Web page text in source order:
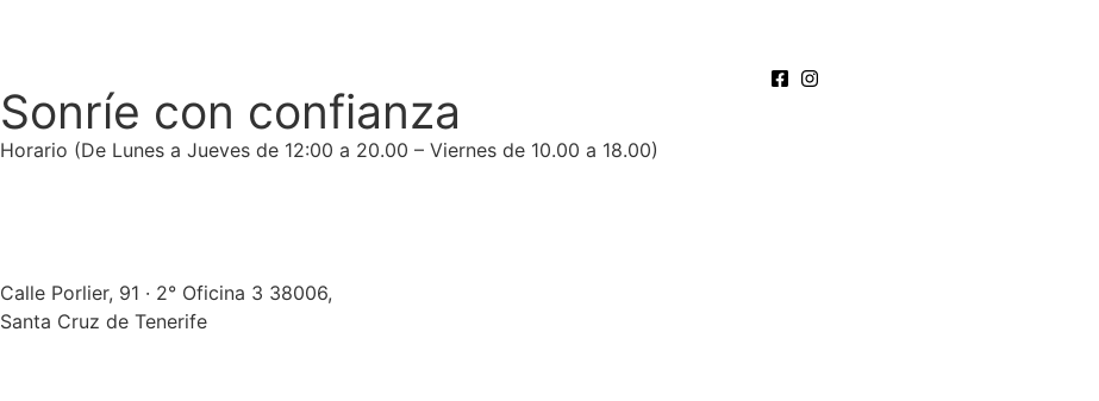
Sonríe con confianza
Horario (De Lunes a Jueves de 12:00 a 20.00 – Viernes de 10.00 a 18.00)
Calle Porlier, 91 · 2° Oficina 3 38006,
Santa Cruz de Tenerife